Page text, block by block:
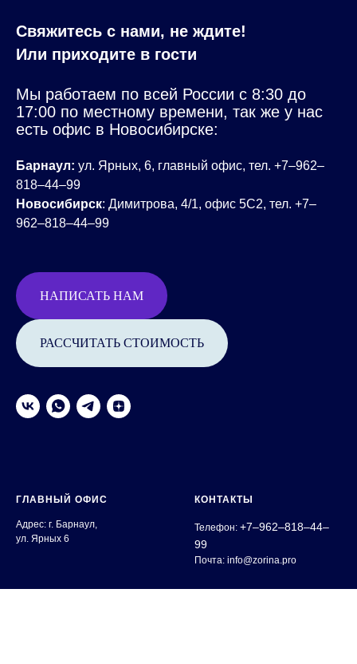
Свяжитесь с нами, не ждите!
Или приходите в гости
Мы работаем по всей России с 8:30 до
17:00 по местному времени, так же у нас
есть офис в Новосибирске:
Барнаул: ул. Ярных, 6, главный офис, тел. +7‒962‒
818‒44‒99
Новосибирск: Димитрова, 4/1, офис 5С2, тел. +7‒
962‒818‒44‒99
НАПИСАТЬ НАМ
РАССЧИТАТЬ СТОИМОСТЬ
ГЛАВНЫЙ ОФИС
Адрес: г. Барнаул,
ул. Ярных 6
КОНТАКТЫ
Телефон: +7‒962‒818‒44‒
99
Почта: info@zorina.pro